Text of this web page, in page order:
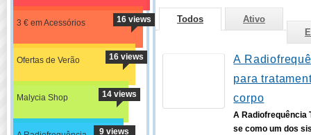
3 € em Acessórios 16 views
Ofertas de Verão 16 views
Malycia Shop 14 views
9 views
Todos
Ativo
A
para
corpo
A Radiofrequência
se como um dos